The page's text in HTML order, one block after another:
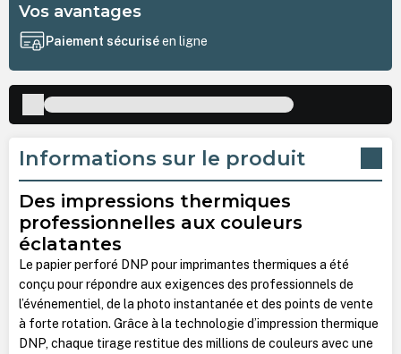
Vos avantages
Paiement sécuriséen ligne
Informations sur le produit
Des impressions thermiques
professionnelles aux couleurs
éclatantes
Le papier perforé DNP pour imprimantes thermiques a été
conçu pour répondre aux exigences des professionnels de
l’événementiel, de la photo instantanée et des points de vente
à forte rotation. Grâce à la technologie d’impression thermique
DNP, chaque tirage restitue des millions de couleurs avec une